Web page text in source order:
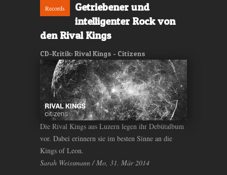
Records
Getriebener und
intelligenter Rock von
den Rival Kings
CD-Kritik: Rival Kings - Citizens
Die Rival Kings aus Luzern legen ihr Debütalbum
vor. Dabei erinnern sie im besten Sinne an die
Kings of Leon.
Sarah Weissmann / Mo, 31. Mär 2014